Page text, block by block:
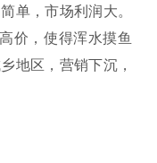
单，市场利润大。
价，使得浑水摸鱼
地区，营销下沉，